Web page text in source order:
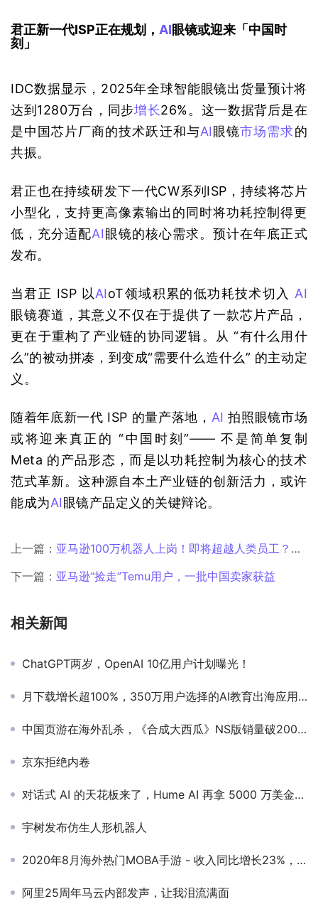
君正新一代ISP正在规划， AI眼镜或迎来「中国时
刻」
IDC数据显示，2025年全球智能眼镜出货量预计将
达到1280万台，同步增长26%。这一数据背后是在
是中国芯片厂商的技术跃迁和与AI眼镜市场需求的
共振。
君正也在持续研发下一代CW系列ISP，持续将芯片
小型化，支持更高像素输出的同时将功耗控制得更
低，充分适配AI眼镜的核心需求。预计在年底正式
发布。
当君正 ISP 以AIoT领域积累的低功耗技术切入 AI
眼镜赛道，其意义不仅在于提供了一款芯片产品，
更在于重构了产业链的协同逻辑。从 “有什么用什
么”的被动拼凑，到变成“需要什么造什么” 的主动定
义。
随着年底新一代 ISP 的量产落地， AI 拍照眼镜市场
或将迎来真正的 “中国时刻”—— 不是简单复制
Meta 的产品形态，而是以功耗控制为核心的技术
范式革新。这种源自本土产业链的创新活力，或许
能成为AI眼镜产品定义的关键辩论。
上一篇： 亚马逊100万机器人上岗！即将超越人类员工？机器人军团接管工作
下一篇： 亚马逊“捡走”Temu用户，一批中国卖家获益
相关新闻
ChatGPT两岁，OpenAI 10亿用户计划曝光！
月下载增长超100%，350万用户选择的AI教育出海应用在美登顶
中国页游在海外乱杀，《合成大西瓜》NS版销量破200万
京东拒绝内卷
对话式 AI 的天花板来了，Hume AI 再拿 5000 万美金融资
宇树发布仿生人形机器人
2020年8月海外热门MOBA手游 - 收入同比增长23%，拉美市场潜力凸显
阿里25周年马云内部发声，让我泪流满面